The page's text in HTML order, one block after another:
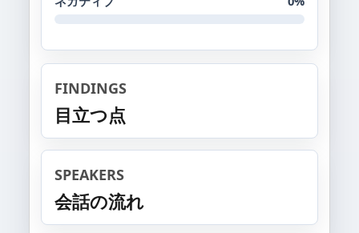
FINDINGS
目立つ点
SPEAKERS
会話の流れ